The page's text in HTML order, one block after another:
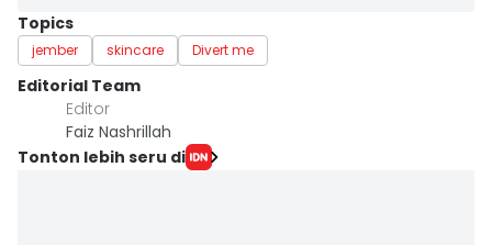
Topics
jember skincare Divert me
Editorial Team
Editor
Faiz Nashrillah
Tonton lebih seru di